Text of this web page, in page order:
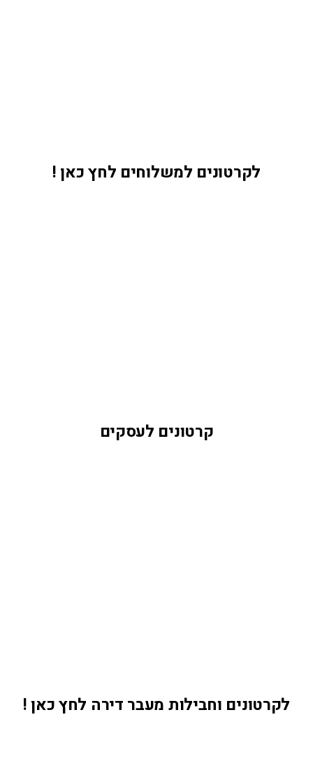
לקרטונים למשלוחים לחץ כאן !
קרטונים לעסקים
לקרטונים וחבילות מעבר דירה לחץ כאן !